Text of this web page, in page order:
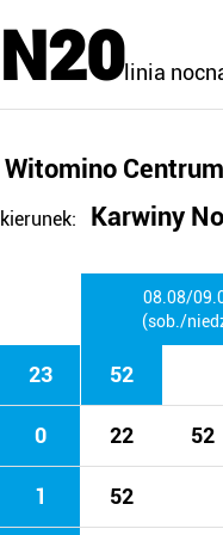
N20linia
Witomino
kierunek: Karwiny
08.08/
(sob./
23 52
0 22 52
1 52